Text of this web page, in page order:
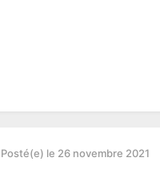
Posté(e) le 26 novembre 2021